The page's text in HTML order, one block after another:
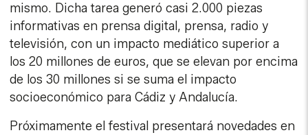
mismo. Dicha tarea generó casi 2.000 piezas
informativas en prensa digital, prensa, radio y
televisión, con un impacto mediático superior a
los 20 millones de euros, que se elevan por encima
de los 30 millones si se suma el impacto
socioeconómico para Cádiz y Andalucía.
Próximamente el festival presentará novedades en